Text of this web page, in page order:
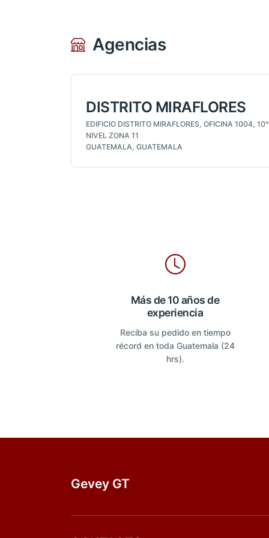
Agencias
DISTRITO MIRAFLORES
EDIFICIO DISTRITO MIRAFLORES, OFICINA 1004, 10°
NIVEL ZONA 11
GUATEMALA, GUATEMALA
Más de 10 años de
experiencia
Reciba su pedido en tiempo
récord en toda Guatemala (24
hrs).
Gevey GT